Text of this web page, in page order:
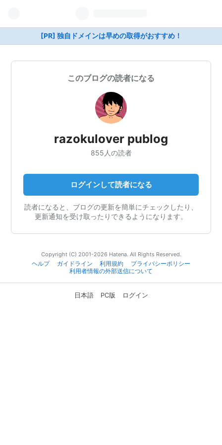
[PR] 独自ドメインは早めの取得がおすすめ！
このブログの読者になる
razokulover publog
855人の読者
ログインして読者になる
読者になると、ブログの更新を簡単にチェックしたり、
更新通知を受け取ったりできるようになります。
Copyright (C) 2001-2026 Hatena. All Rights Reserved.
ヘルプ
ガイドライン 利用規約
プライバシーポリシー
利用者情報の外部送信について
日本語 PC版 ログイン